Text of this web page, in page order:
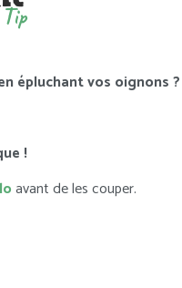
épluchant vos oignons ?
!
avant de les couper.